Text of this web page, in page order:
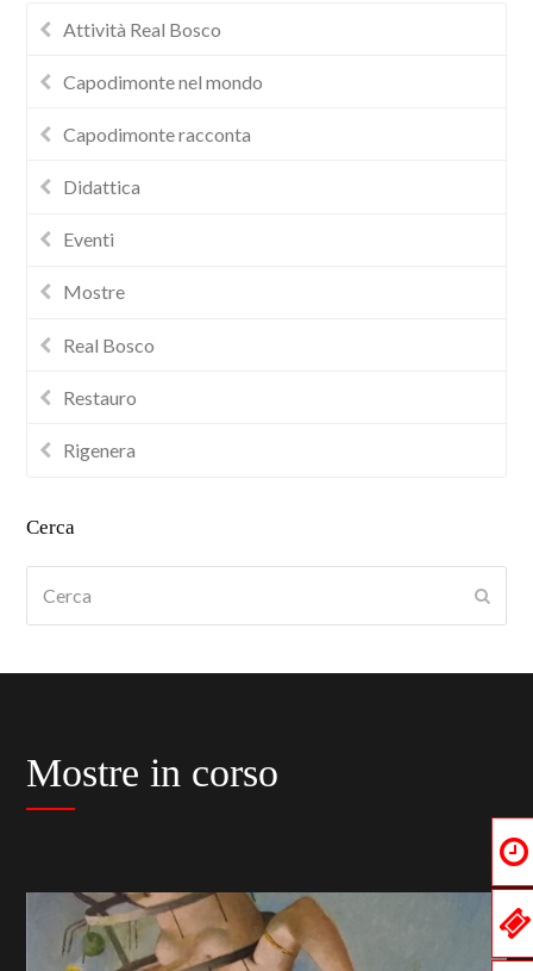
Attività Real Bosco
Capodimonte nel mondo
Capodimonte racconta
Didattica
Eventi
Mostre
Real Bosco
Restauro
Rigenera
Cerca
Mostre in corso